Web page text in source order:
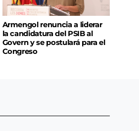
Armengol renuncia a liderar
la candidatura del PSIB al
Govern y se postulará para el
Congreso